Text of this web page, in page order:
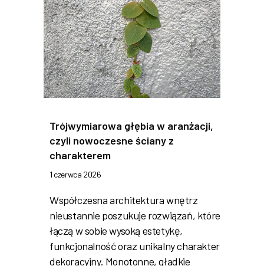
Trójwymiarowa głębia w aranżacji,
czyli nowoczesne ściany z
charakterem
1 czerwca 2026
Współczesna architektura wnętrz
nieustannie poszukuje rozwiązań, które
łączą w sobie wysoką estetykę,
funkcjonalność oraz unikalny charakter
dekoracyjny. Monotonne, gładkie